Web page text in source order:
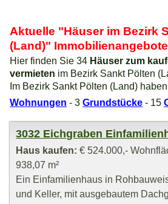
Aktuelle "Häuser im Bezirk
(Land)" Immobilienangebote
Hier finden Sie 34 Häuser zum
vermieten im Bezirk Sankt Pölten
Im Bezirk Sankt Pölten (Land)
Wohnungen - 3Grundstücke - 15
3032 Eichgraben
Haus kaufen: € 524.000,-
938,07 m²
Ein Einfamilienhaus in
und Keller, mit ausgebautem